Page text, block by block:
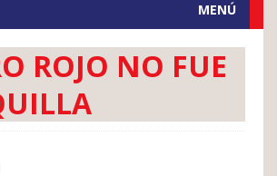
MENÚ
ROJO NO FUE